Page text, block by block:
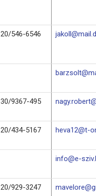
20/546-6546
30/9367-495
20/434-5167 heva12@t-
info@e-
20/929-3247